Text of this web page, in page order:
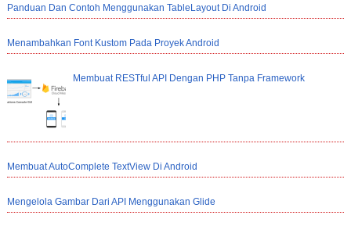
Panduan Dan Contoh Menggunakan TableLayout Di Android
Menambahkan Font Kustom Pada Proyek Android
Membuat RESTful API Dengan PHP Tanpa Framework
Membuat AutoComplete TextView Di Android
Mengelola Gambar Dari API Menggunakan Glide